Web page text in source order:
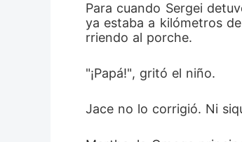
Para cuando Sergei
ya estaba a kilómetros
rriendo al porche.
"¡Papá!", gritó el niño.
Jace no lo corrigió. Ni